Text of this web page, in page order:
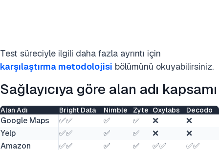
Test süreciyle ilgili daha fazla ayrıntı için
karşılaştırma metodolojisi bölümünü okuyabilirsiniz.
Sağlayıcıya göre alan adı kapsamı
Alan Adı Bright Data Nimble Zyte Oxylabs Decodo
Google Maps ✅✅ ✅ ✅ ❌
❌
Yelp
✅✅ ✅ ✅ ❌
❌
Amazon
✅✅ ✅ ✅ ✅✅
✅✅